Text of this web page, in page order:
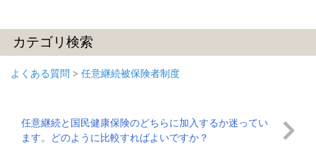
カテゴリ検索
よくある質問 > 任意継続被保険者制度
任意継続と国民健康保険のどちらに加入するか迷ってい
ます。どのように比較すればよいですか？